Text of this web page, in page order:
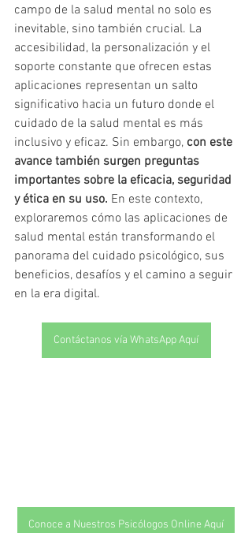
campo de la salud mental no solo es
inevitable, sino también crucial. La
accesibilidad, la personalización y el
soporte constante que ofrecen estas
aplicaciones representan un salto
significativo hacia un futuro donde el
cuidado de la salud mental es más
inclusivo y eficaz. Sin embargo, con este
avance también surgen preguntas
importantes sobre la eficacia, seguridad
y ética en su uso. En este contexto,
exploraremos cómo las aplicaciones de
salud mental están transformando el
panorama del cuidado psicológico, sus
beneficios, desafíos y el camino a seguir
en la era digital.
Contáctanos vía WhatsApp Aquí
Conoce a Nuestros Psicólogos Online Aquí